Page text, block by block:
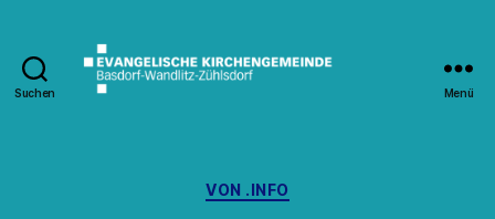
Suchen Menü
Kategorien
VON .INFO